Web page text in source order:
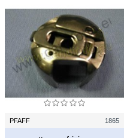
PFAFF 1865